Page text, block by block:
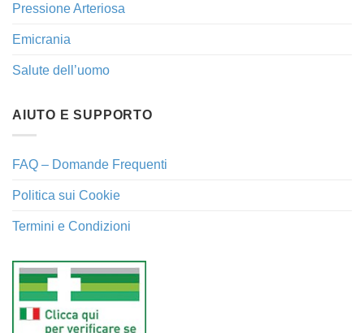
Pressione Arteriosa
Emicrania
Salute dell’uomo
AIUTO E SUPPORTO
FAQ – Domande Frequenti
Politica sui Cookie
Termini e Condizioni